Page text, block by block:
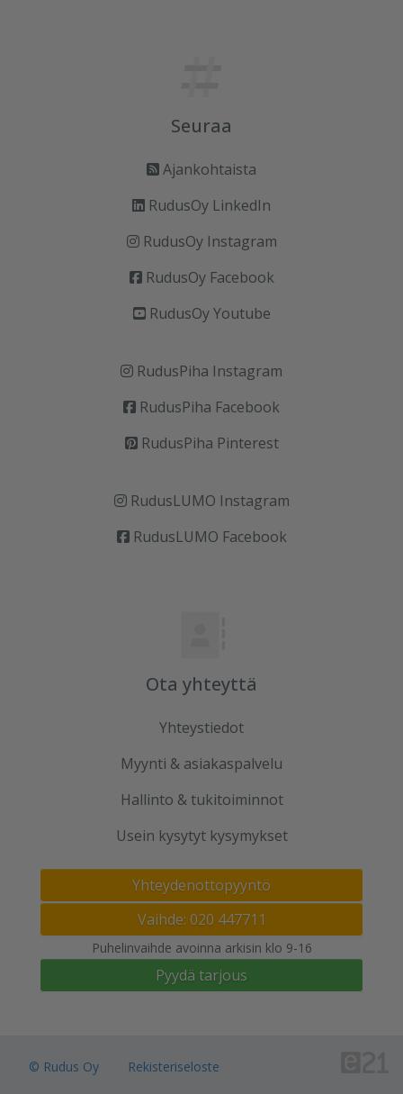
Seuraa
Ajankohtaista
RudusOy LinkedIn
RudusOy Instagram
RudusOy Facebook
RudusOy Youtube
RudusPiha Instagram
RudusPiha Facebook
RudusPiha Pinterest
RudusLUMO Instagram
RudusLUMO Facebook
Ota yhteyttä
Yhteystiedot
Myynti & asiakaspalvelu
Hallinto & tukitoiminnot
Usein kysytyt kysymykset
Yhteydenottopyyntö
Vaihde: 020 447711
Puhelinvaihde avoinna arkisin klo 9-16
Pyydä tarjous
© Rudus Oy
Rekisteriseloste